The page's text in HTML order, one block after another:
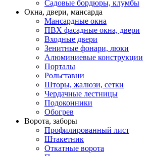
Садовые бордюры, клумбы
Окна, двери, мансарда
Мансардные окна
ПВХ фасадные окна, двери
Входные двери
Зенитные фонари, люки
Алюминиевые конструкции
Порталы
Рольставни
Шторы, жалюзи, сетки
Чердачные лестницы
Подоконники
Обогрев
Ворота, заборы
Профилированный лист
Штакетник
Откатные ворота